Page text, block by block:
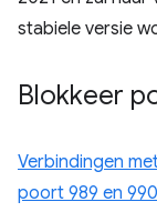
stabiele versie
Blokkeer
Verbindingen
poort 989 en